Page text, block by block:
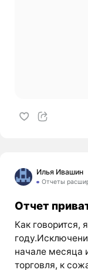
Илья Ивашин
Отчеты
Отчет
Как
начале месяца
торговля, к